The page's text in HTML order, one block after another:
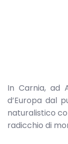
In Carnia, ad
d’Europa dal
naturalistico
radicchio di